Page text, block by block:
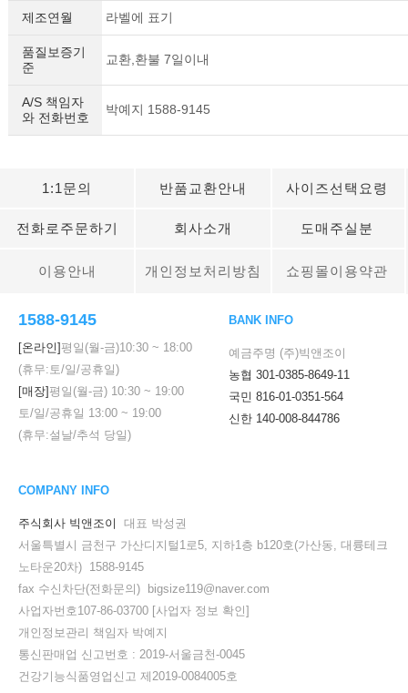
제조연월 라벨에 표기
품질보증기
준
교환,환불 7일이내
A/S 책임자
와 전화번호
박예지 1588-9145
1:1문의 반품교환안내 사이즈선택요령
전화로주문하기 회사소개 도매주실분
이용안내 개인정보처리방침 쇼핑몰이용약관
1588-9145
[온라인]평일(월-금)10:30 ~ 18:00
(휴무:토/일/공휴일)
[매장]평일(월-금) 10:30 ~ 19:00
토/일/공휴일 13:00 ~ 19:00
(휴무:설날/추석 당일)
BANK INFO
예금주명 (주)빅앤조이
농협 301-0385-8649-11
국민 816-01-0351-564
신한 140-008-844786
COMPANY INFO
주식회사 빅앤조이
대표 박성권
서울특별시 금천구 가산디지털1로5, 지하1층 b120호(가산동, 대륭테크
노타운20차) 1588-9145
fax 수신차단(전화문의) bigsize119@naver.com
사업자번호107-86-03700 [사업자 정보 확인]
개인정보관리 책임자 박예지
통신판매업 신고번호 : 2019-서울금천-0045
건강기능식품영업신고 제2019-0084005호